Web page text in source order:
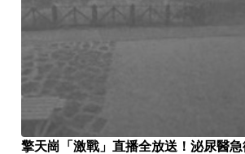
擎天崗「激戰」直播全放送！泌尿醫